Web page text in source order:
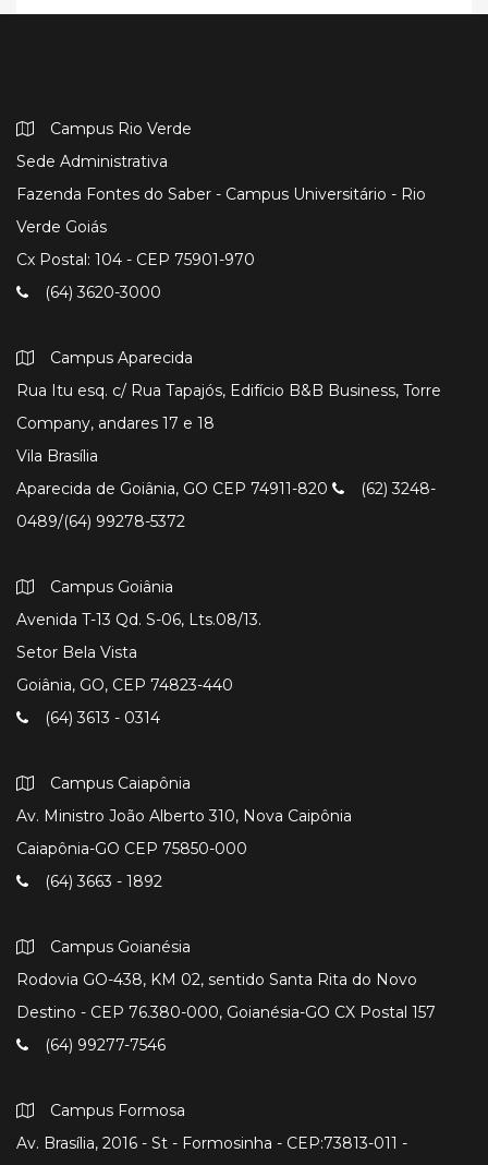
Campus Rio Verde
Sede Administrativa
Fazenda Fontes do Saber - Campus Universitário - Rio
Verde Goiás
Cx Postal: 104 - CEP 75901-970
(64) 3620-3000
Campus Aparecida
Rua Itu esq. c/ Rua Tapajós, Edifício B&B Business, Torre
Company, andares 17 e 18
Vila Brasília
Aparecida de Goiânia, GO CEP 74911-820
(62) 3248-
0489/(64) 99278-5372
Campus Goiânia
Avenida T-13 Qd. S-06, Lts.08/13.
Setor Bela Vista
Goiânia, GO, CEP 74823-440
(64) 3613 - 0314
Campus Caiapônia
Av. Ministro João Alberto 310, Nova Caipônia
Caiapônia-GO CEP 75850-000
(64) 3663 - 1892
Campus Goianésia
Rodovia GO-438, KM 02, sentido Santa Rita do Novo
Destino - CEP 76.380-000, Goianésia-GO CX Postal 157
(64) 99277-7546
Campus Formosa
Av. Brasília, 2016 - St - Formosinha - CEP:73813-011 -